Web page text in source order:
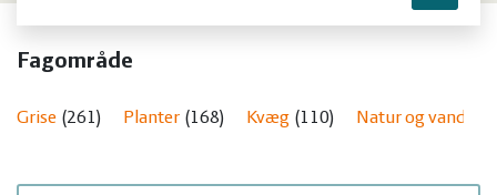
Fagområde
Grise 261 Planter 168 Kvæg 110 Natur og